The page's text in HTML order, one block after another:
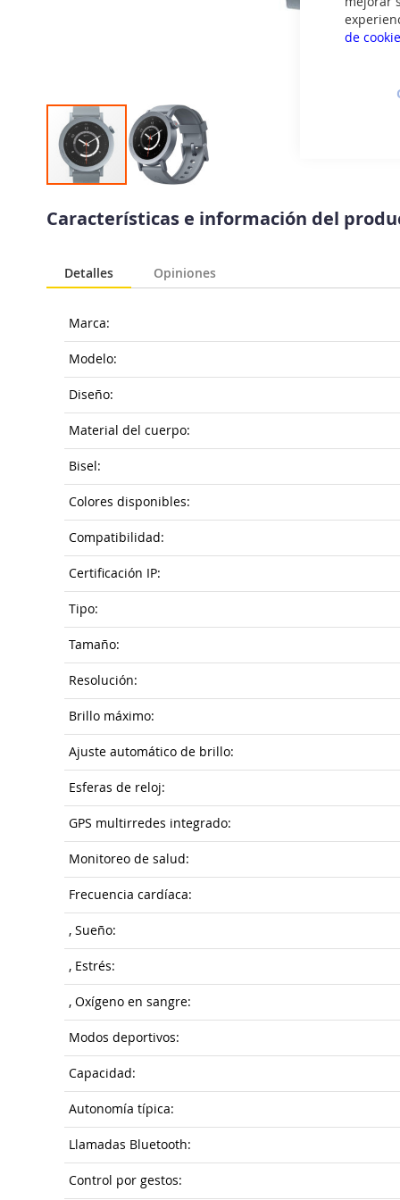
de
al
comienzo
galería
imágenes
Características e información del
Detalles
Marca:
Modelo:
Diseño:
Material del cuerpo:
Bisel:
Colores disponibles:
Compatibilidad:
Certificación IP:
Tipo:
Tamaño:
Resolución:
Brillo máximo:
Ajuste automático de brillo:
Esferas de reloj:
GPS multirredes integrado:
Monitoreo de salud:
Frecuencia cardíaca:
, Sueño:
, Estrés:
, Oxígeno en sangre:
Modos deportivos:
Capacidad:
Autonomía típica:
Llamadas Bluetooth:
Control por gestos:
Opiniones